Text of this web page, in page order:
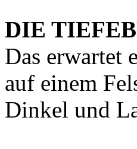
DIE
Das erwartet
auf einem
Dinkel und